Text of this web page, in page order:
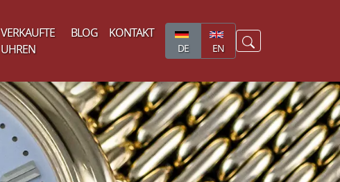
VERKAUFTE
UHREN
BLOG KONTAKT
DE EN